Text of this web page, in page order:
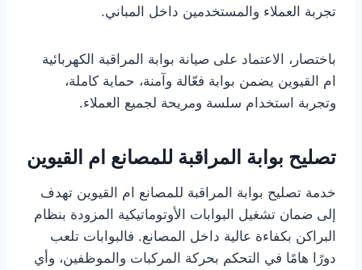
تجربة العملاء والمستخدمين داخل المباني.
باختصار، الاعتماد على صيانة بوابة المراقبة الكهربائية
ام القيوين يضمن بوابة فعّالة وآمنة، حماية كاملة،
وتجربة استخدام سلسة ومريحة لجميع العملاء.
تصليح بوابة المراقبة للمصانع ام القيوين
خدمة تصليح بوابة المراقبة للمصانع ام القيوين تهدف
إلى ضمان تشغيل البوابات الأوتوماتيكية المزودة بنظام
البراكن بكفاءة عالية داخل المصانع. فالبوابات تلعب
دورًا هامًا في التحكم بحركة المركبات والموظفين، وأي